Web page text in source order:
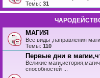
Темы: 31
МАГИЯ
Все виды ,направления
Темы: 110
Первые дни в
Великие
способностей ...